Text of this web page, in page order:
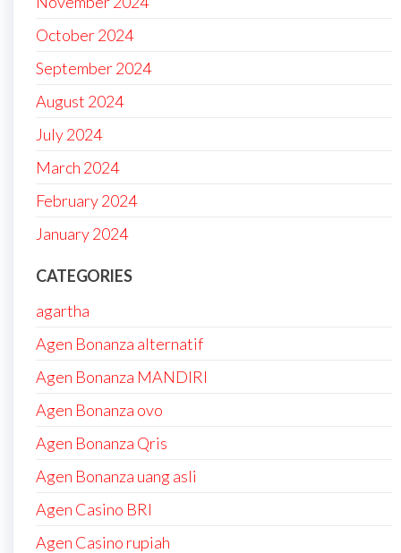
October 2024
September 2024
August 2024
July 2024
March 2024
February 2024
January 2024
CATEGORIES
agartha
Agen Bonanza alternatif
Agen Bonanza MANDIRI
Agen Bonanza ovo
Agen Bonanza Qris
Agen Bonanza uang asli
Agen Casino BRI
Agen Casino rupiah